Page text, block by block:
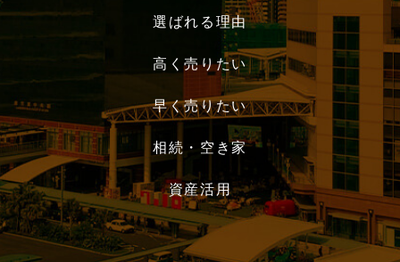
選ばれる理由
高く売りたい
早く売りたい
相続・空き家
資産活用